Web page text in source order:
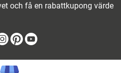
och få en rabattkupong värde
Instagram
Pinterest